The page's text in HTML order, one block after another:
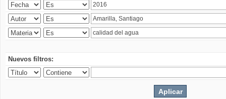
Nuevos filtros: